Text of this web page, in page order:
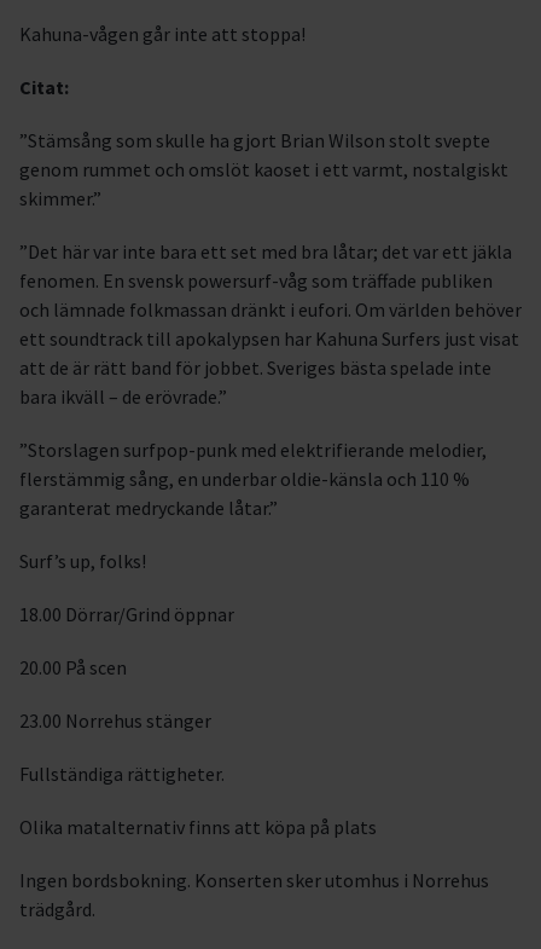
Kahuna-vågen går inte att stoppa!
Citat:
”Stämsång som skulle ha gjort Brian Wilson stolt svepte
genom rummet och omslöt kaoset i ett varmt, nostalgiskt
skimmer.”
”Det här var inte bara ett set med bra låtar; det var ett jäkla
fenomen. En svensk powersurf-våg som träffade publiken
och lämnade folkmassan dränkt i eufori. Om världen behöver
ett soundtrack till apokalypsen har Kahuna Surfers just visat
att de är rätt band för jobbet. Sveriges bästa spelade inte
bara ikväll – de erövrade.”
”Storslagen surfpop-punk med elektrifierande melodier,
flerstämmig sång, en underbar oldie-känsla och 110 %
garanterat medryckande låtar.”
Surf’s up, folks!
18.00 Dörrar/Grind öppnar
20.00 På scen
23.00 Norrehus stänger
Fullständiga rättigheter.
Olika matalternativ finns att köpa på plats
Ingen bordsbokning. Konserten sker utomhus i Norrehus
trädgård.